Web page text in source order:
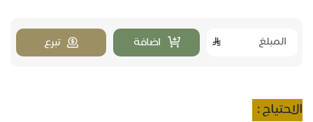
اضافة تبرع
الاحتياج :